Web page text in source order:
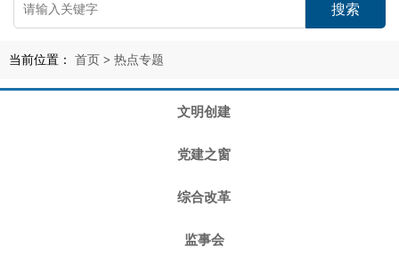
搜索
当前位置： 首页 > 热点专题
文明创建
党建之窗
综合改革
监事会